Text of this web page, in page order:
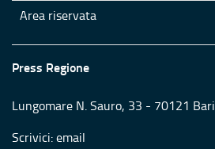
Area riservata
Press Regione
Lungomare N. Sauro, 33 - 70121 Bari
Scrivici:email